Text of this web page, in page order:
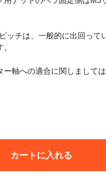
ッチは、一般的に出回って
ー軸への適合に関しまして
カートに入れる